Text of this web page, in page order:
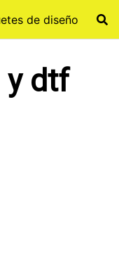
de diseño
y dtf